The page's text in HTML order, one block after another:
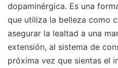
dopaminérgica. Es una
que utiliza la belleza como
asegurar la lealtad a una
extensión, al sistema de
próxima vez que sientas el